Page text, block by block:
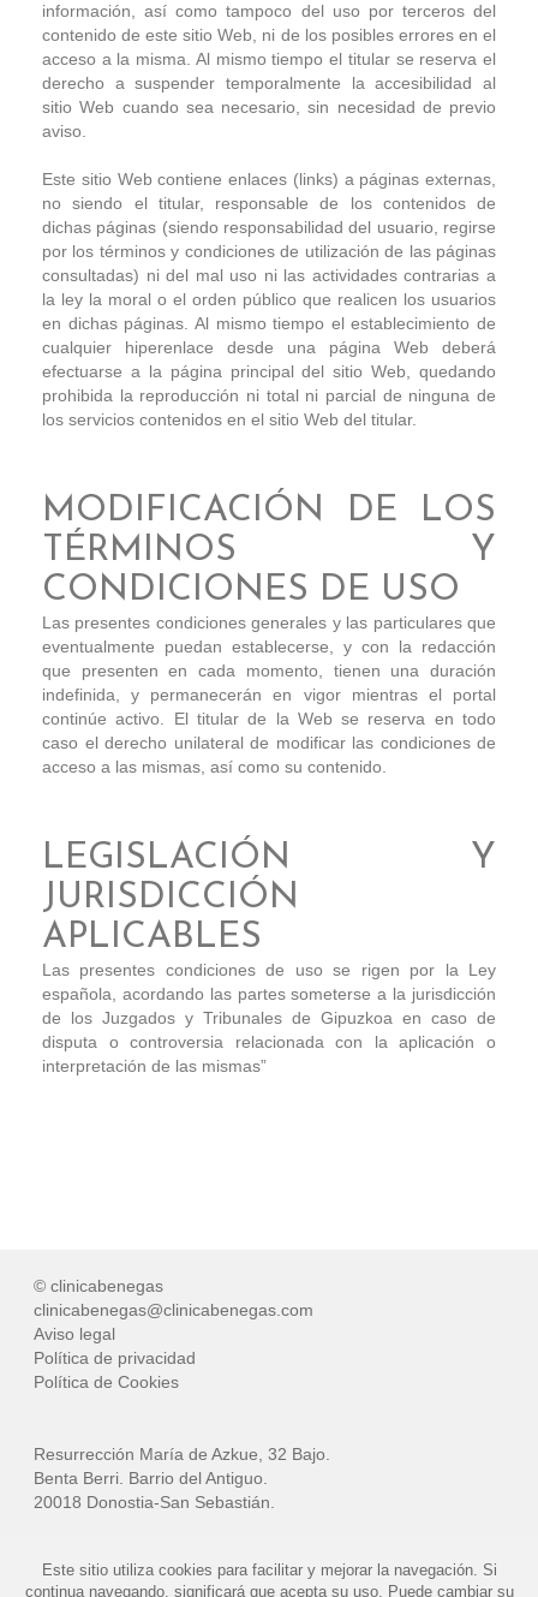
Este sitio utiliza cookies para facilitar y mejorar la navegación. Si
continua navegando, significará que acepta su uso. Puede cambiar su
información, así como tampoco del uso por terceros del
contenido de este sitio Web, ni de los posibles errores en el
acceso a la misma. Al mismo tiempo el titular se reserva el
derecho a suspender temporalmente la accesibilidad al
sitio Web cuando sea necesario, sin necesidad de previo
aviso.
Este sitio Web contiene enlaces (links) a páginas externas,
no siendo el titular, responsable de los contenidos de
dichas páginas (siendo responsabilidad del usuario, regirse
por los términos y condiciones de utilización de las páginas
consultadas) ni del mal uso ni las actividades contrarias a
la ley la moral o el orden público que realicen los usuarios
en dichas páginas. Al mismo tiempo el establecimiento de
cualquier hiperenlace desde una página Web deberá
efectuarse a la página principal del sitio Web, quedando
prohibida la reproducción ni total ni parcial de ninguna de
los servicios contenidos en el sitio Web del titular.
MODIFICACIÓN DE LOS
TÉRMINOS Y
CONDICIONES DE USO
Las presentes condiciones generales y las particulares que
eventualmente puedan establecerse, y con la redacción
que presenten en cada momento, tienen una duración
indefinida, y permanecerán en vigor mientras el portal
continúe activo. El titular de la Web se reserva en todo
caso el derecho unilateral de modificar las condiciones de
acceso a las mismas, así como su contenido.
LEGISLACIÓN Y
JURISDICCIÓN
APLICABLES
Las presentes condiciones de uso se rigen por la Ley
española, acordando las partes someterse a la jurisdicción
de los Juzgados y Tribunales de Gipuzkoa en caso de
disputa o controversia relacionada con la aplicación o
interpretación de las mismas”
© clinicabenegas
clinicabenegas@clinicabenegas.com
Aviso legal
Política de privacidad
Política de Cookies
Resurrección María de Azkue, 32 Bajo.
Benta Berri. Barrio del Antiguo.
20018 Donostia-San Sebastián.
Tel.: (+34) 943 421 009